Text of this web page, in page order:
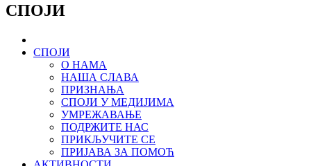
СПОЈИ
СПОЈИ
О НАМА
НАША СЛАВА
ПРИЗНАЊА
СПОЈИ У МЕДИЈИМА
УМРЕЖАВАЊЕ
ПОДРЖИТЕ НАС
ПРИКЉУЧИТЕ СЕ
ПРИЈАВА ЗА ПОМОЋ